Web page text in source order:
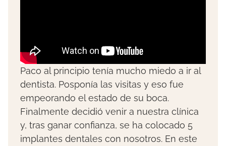
Paco al principio tenía mucho miedo a ir al
dentista. Posponía las visitas y eso fue
empeorando el estado de su boca.
Finalmente decidió venir a nuestra clínica
y, tras ganar confianza, se ha colocado 5
implantes dentales con nosotros. En este